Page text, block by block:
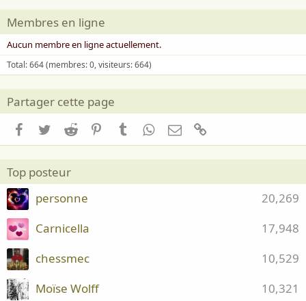
Membres en ligne
Aucun membre en ligne actuellement.
Total: 664 (membres: 0, visiteurs: 664)
Partager cette page
Facebook
TwitterReddit PinterestTumblrWhatsApp
Email
Top posteur
20,269
personne
17,948
Carnicella
10,529
chessmec
10,321
Moïse Wolff